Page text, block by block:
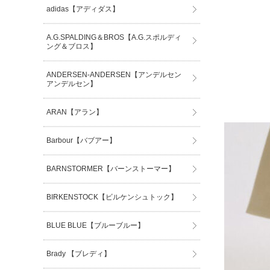
adidas【アディダス】
A.G.SPALDING＆BROS【A.G.スポルディ
ング＆ブロス】
ANDERSEN-ANDERSEN【アンデルセン
アンデルセン】
ARAN【アラン】
Barbour【バブアー】
BARNSTORMER【バーンストーマー】
BIRKENSTOCK【ビルケンシュトック】
BLUE BLUE【ブルーブルー】
Brady 【ブレディ】